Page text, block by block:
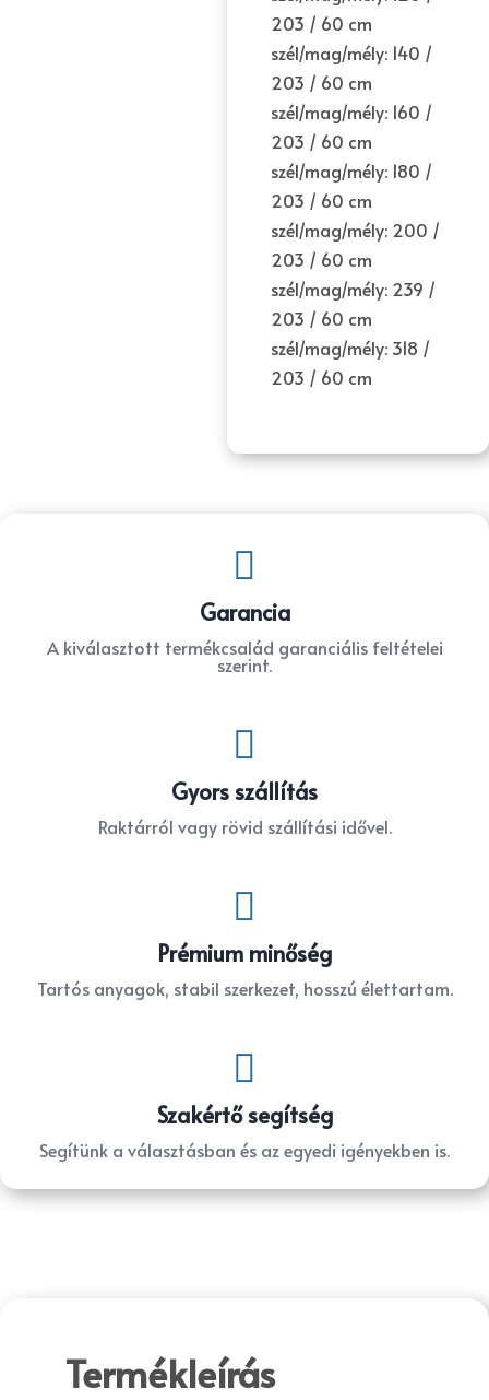
203 / 60 cm
szél/mag/mély: 140 /
203 / 60 cm
szél/mag/mély: 160 /
203 / 60 cm
szél/mag/mély: 180 /
203 / 60 cm
szél/mag/mély: 200 /
203 / 60 cm
szél/mag/mély: 239 /
203 / 60 cm
szél/mag/mély: 318 /
203 / 60 cm

Garancia
A kiválasztott termékcsalád garanciális feltételei
szerint.

Gyors szállítás
Raktárról vagy rövid szállítási idővel.

Prémium minőség
Tartós anyagok, stabil szerkezet, hosszú élettartam.

Szakértő segítség
Segítünk a választásban és az egyedi igényekben is.
Termékleírás